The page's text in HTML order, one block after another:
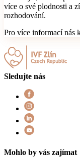
více o své plodnosti a
rozhodování.
Pro více informací nás
Sledujte nás
Mohlo by vás zajímat